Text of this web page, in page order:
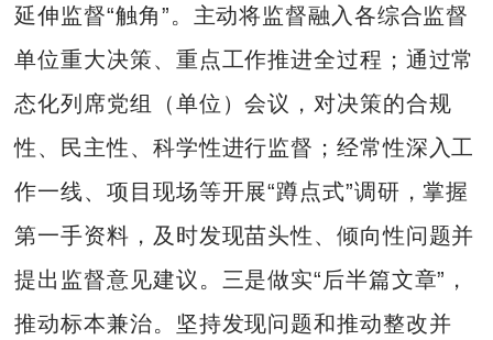
延伸监督“触角”。主动将监督融入各综合监督
单位重大决策、重点工作推进全过程；通过常
态化列席党组（单位）会议，对决策的合规
性、民主性、科学性进行监督；经常性深入工
作一线、项目现场等开展“蹲点式”调研，掌握
第一手资料，及时发现苗头性、倾向性问题并
提出监督意见建议。三是做实“后半篇文章”，
推动标本兼治。坚持发现问题和推动整改并